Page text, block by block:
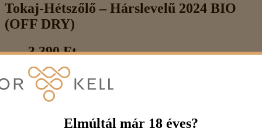
Tokaj-Hétszőlő – Hárslevelű 2024 BIO
(OFF DRY)
3 390 Ft
Elmúltál már 18 éves?